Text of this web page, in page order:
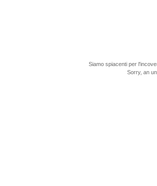
Siamo spiacenti per
Sorry, an